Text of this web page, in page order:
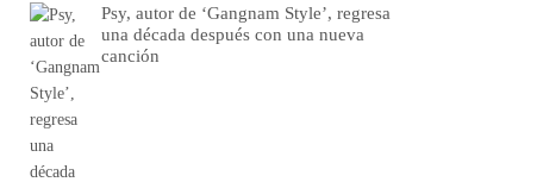
Psy, autor de ‘Gangnam Style’, regresa
una década después con una nueva
canción